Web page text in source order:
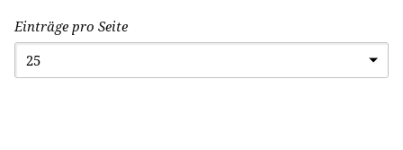
Einträge pro Seite